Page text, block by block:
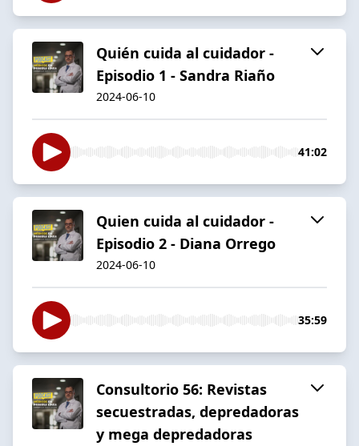
Quién cuida al cuidador -
Episodio 1 - Sandra Riaño
2024-06-10
41:02
Quien cuida al cuidador -
Episodio 2 - Diana Orrego
2024-06-10
35:59
Consultorio 56: Revistas
secuestradas, depredadoras
y mega depredadoras